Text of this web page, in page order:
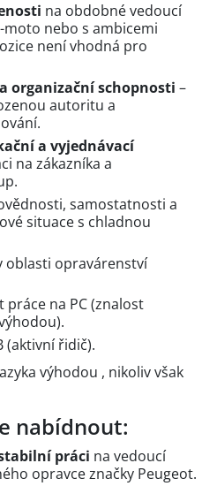
na obdobné vedoucí
nebo s ambicemi
není vhodná pro
organizační schopnosti –
autoritu a
a vyjednávací
na zákazníka a
samostatnosti a
situace s chladnou
oblasti opravárenství
práce na PC (znalost
(aktivní řidič).
výhodou , nikoliv však
nabídnout:
práci na vedoucí
opravce značky Peugeot.